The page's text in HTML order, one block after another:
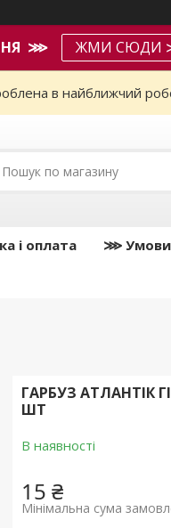
⋙ ЖМИ
в найближчий
і оплата ⋙ Умови
ГАРБУЗ АТЛАНТІК
ШТ
В наявності
15 ₴
Мінімальна сума